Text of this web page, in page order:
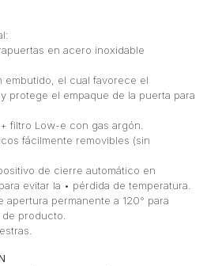
en acero inoxidable
embutido, el cual favorece el
protege el empaque de la puerta para
filtro Low-e con gas argón.
fácilmente removibles (sin
de cierre automático en
evitar la • pérdida de temperatura.
apertura permanente a 120° para
de producto.